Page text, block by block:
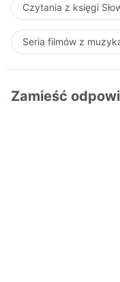
Czytania z księgi
Seria filmów z
Zamieść